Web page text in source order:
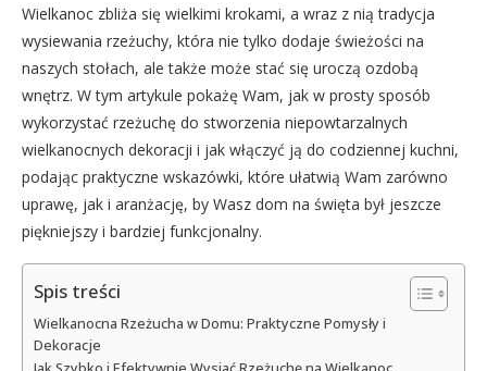
Wielkanoc zbliża się wielkimi krokami, a wraz z nią tradycja
wysiewania rzeżuchy, która nie tylko dodaje świeżości na
naszych stołach, ale także może stać się uroczą ozdobą
wnętrz. W tym artykule pokażę Wam, jak w prosty sposób
wykorzystać rzeżuchę do stworzenia niepowtarzalnych
wielkanocnych dekoracji i jak włączyć ją do codziennej kuchni,
podając praktyczne wskazówki, które ułatwią Wam zarówno
uprawę, jak i aranżację, by Wasz dom na święta był jeszcze
piękniejszy i bardziej funkcjonalny.
Spis treści
Wielkanocna Rzeżucha w Domu: Praktyczne Pomysły i
Dekoracje